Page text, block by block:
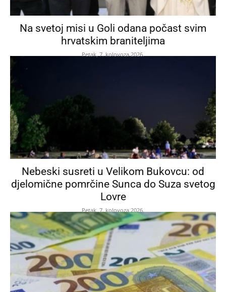
Na svetoj misi u Goli odana počast svim
hrvatskim braniteljima
Petak, 7. kolovoza 2026.
Nebeski susreti u Velikom Bukovcu: od
djelomične pomrčine Sunca do Suza svetog
Lovre
Petak, 7. kolovoza 2026.